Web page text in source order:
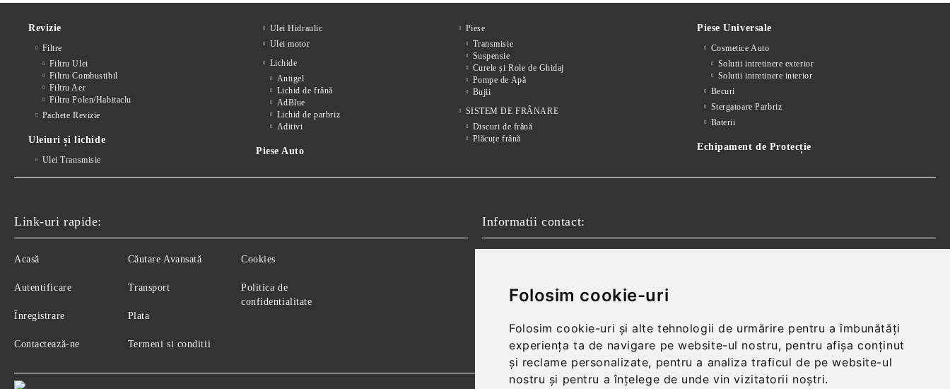
Folosim cookie-uri
Folosim cookie-uri și alte tehnologii de urmărire pentru a îmbunătăți
experiența ta de navigare pe website-ul nostru, pentru afișa conținut
și reclame personalizate, pentru a analiza traficul de pe website-ul
nostru și pentru a înțelege de unde vin vizitatorii noștri.
Revizie
Filtre
Filtru Ulei
Filtru Combustibil
Filtru Aer
Filtru Polen/Habitaclu
Pachete Revizie
Uleiuri și lichide
Ulei Transmisie
Ulei Hidraulic
Ulei motor
Lichide
Antigel
Lichid de frânǎ
AdBlue
Lichid de parbriz
Aditivi
Piese Auto
Piese
Transmisie
Suspensie
Curele și Role de Ghidaj
Pompe de Apă
Bujii
SISTEM DE FRÂNARE
Discuri de frână
Plăcuțe frână
Piese Universale
Cosmetice Auto
Solutii intretinere exterior
Solutii intretinere interior
Becuri
Stergatoare Parbriz
Baterii
Echipament de Protecție
Link-uri rapide:
Acasă
Autentificare
Înregistrare
Contactează-ne
Căutare Avansată
Transport
Plata
Termeni si conditii
Cookies
Politica de
confidentialitate
Informatii contact: